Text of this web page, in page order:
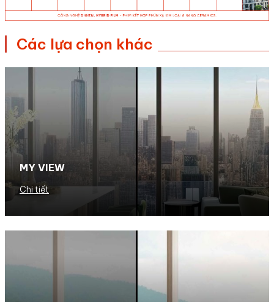
Các lựa chọn khác
MY VIEW
Chi tiết